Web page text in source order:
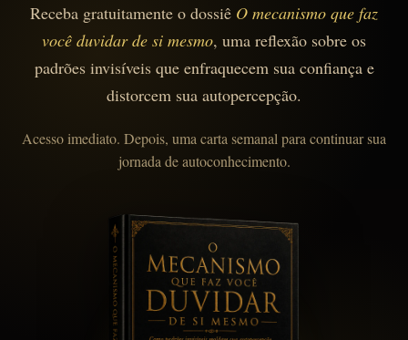
Receba gratuitamente o dossiê O mecanismo que faz
você duvidar de si mesmo, uma reflexão sobre os
padrões invisíveis que enfraquecem sua confiança e
distorcem sua autopercepção.
Acesso imediato. Depois, uma carta semanal para continuar sua
jornada de autoconhecimento.